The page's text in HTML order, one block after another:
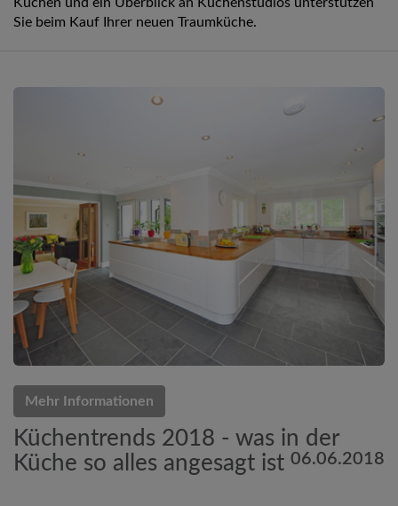
Sie beim Kauf Ihrer neuen Traumküche.
Mehr Informationen
Küchentrends 2018 - was in der
Küche so alles angesagt ist 06.06.2018